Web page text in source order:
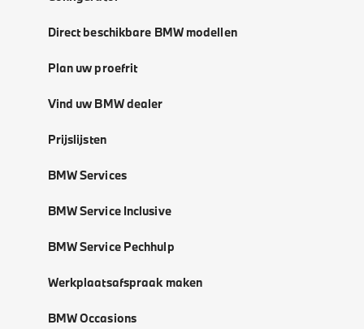
Direct beschikbare BMW modellen
Plan uw proefrit
Vind uw BMW dealer
Prijslijsten
BMW Services
BMW Service Inclusive
BMW Service Pechhulp
Werkplaatsafspraak maken
BMW Occasions